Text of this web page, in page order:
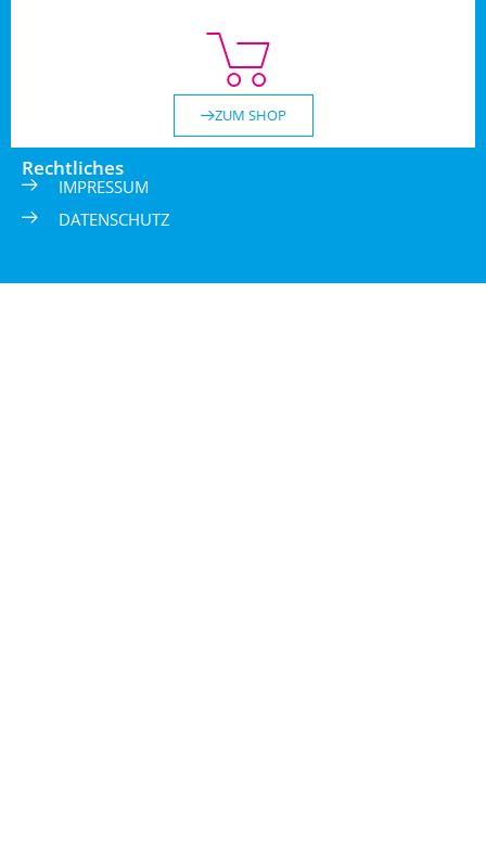
ZUM SHOP
Rechtliches
IMPRESSUM
DATENSCHUTZ